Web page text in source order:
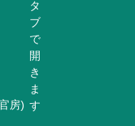
房)